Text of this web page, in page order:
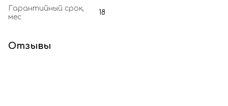
Гарантийный срок,
мес
18
Отзывы